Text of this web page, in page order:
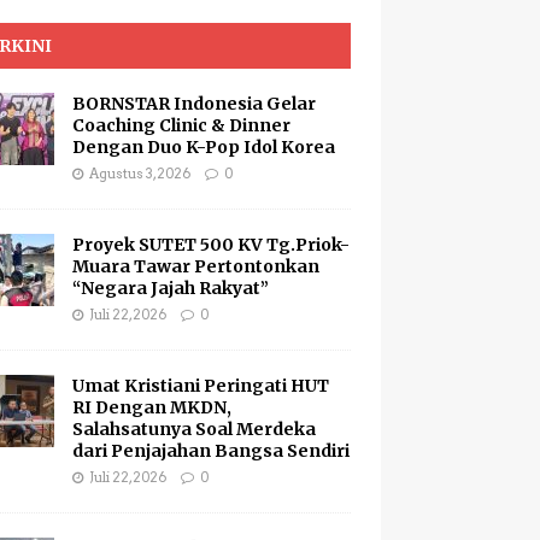
BORNSTAR Indonesia Gelar
Coaching Clinic & Dinner
Dengan Duo K-Pop Idol Korea
Agustus 3, 2026 0
Proyek SUTET 500 KV Tg.Priok-
Muara Tawar Pertontonkan
“Negara Jajah Rakyat”
Juli 22, 2026 0
Umat Kristiani Peringati HUT
RI Dengan MKDN,
Salahsatunya Soal Merdeka
dari Penjajahan Bangsa Sendiri
Juli 22, 2026 0